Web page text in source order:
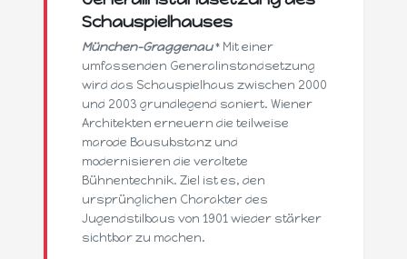
Schauspielhauses
München-Graggenau* Mit einer
umfassenden Generalinstandsetzung
wird das Schauspielhaus zwischen 2000
und 2003 grundlegend saniert. Wiener
Architekten erneuern die teilweise
marode Bausubstanz und
modernisieren die veraltete
Bühnentechnik. Ziel ist es, den
ursprünglichen Charakter des
Jugendstilbaus von 1901 wieder stärker
sichtbar zu machen.